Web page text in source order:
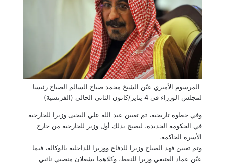
المرسوم الأميري عيّن الشيخ محمد صباح السالم الصباح رئيسا
لمجلس الوزراء في 4 يناير/كانون الثاني الحالي (الفرنسية)
وفي خطوة تاريخية، تم تعيين عبد الله علي اليحيى وزيرا للخارجية
في الحكومة الجديدة، ليصبح بذلك أول وزير للخارجية من خارج
الأسرة الحاكمة.
وتم تعيين فهد الصباح وزيرا للدفاع ووزيرا للداخلية بالوكالة، فيما
عيّن عماد العتيقي وزيرا للنفط، وكلاهما يشغلان منصبي نائبي